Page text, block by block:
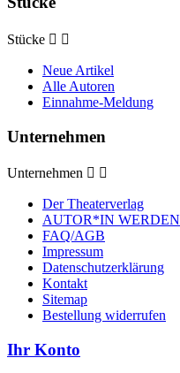
Stücke  
Neue Artikel
Alle Autoren
Einnahme-Meldung
Unternehmen
Unternehmen  
Der Theaterverlag
AUTOR*IN WERDEN
FAQ/AGB
Impressum
Datenschutzerklärung
Kontakt
Sitemap
Bestellung widerrufen
Ihr Konto